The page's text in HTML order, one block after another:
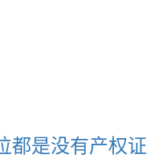
都是没有产权证